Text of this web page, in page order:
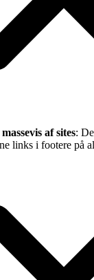
af sites:
links i footere på